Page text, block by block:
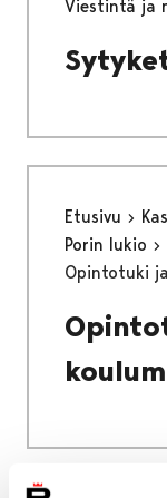
Viestintä ja
Etusivu
Porin lukio
Opintotuki